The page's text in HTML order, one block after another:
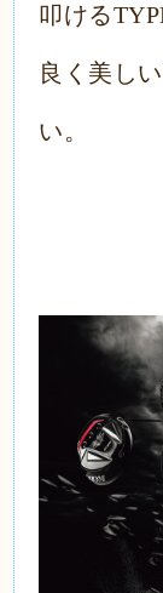
叩ける
良く美し
い。